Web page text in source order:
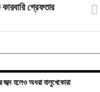
গ্রেফতার
জব্দ হলেও অধরা বালুখেকোরা